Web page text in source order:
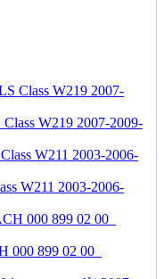
W219 2007-2009-
W211 2003-2006-
899 02 00_